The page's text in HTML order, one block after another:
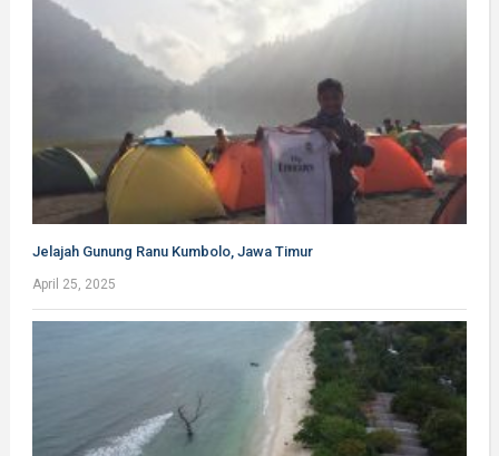
Jelajah Gunung Ranu Kumbolo, Jawa Timur
April 25, 2025